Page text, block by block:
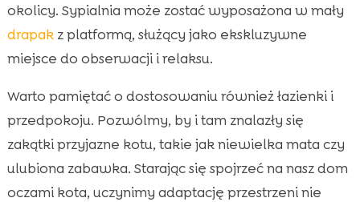
okolicy. Sypialnia może zostać wyposażona w mały
drapakz platformą, służący jako ekskluzywne
miejsce do obserwacji i relaksu.
Warto pamiętać o dostosowaniu również łazienki i
przedpokoju. Pozwólmy, by i tam znalazły się
zakątki przyjazne kotu, takie jak niewielka mata czy
ulubiona zabawka. Starając się spojrzeć na nasz dom
oczami kota, uczynimy adaptację przestrzeni nie